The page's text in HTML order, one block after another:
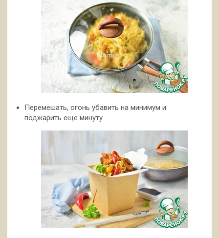
Перемешать, огонь убавить на минимум и
поджарить еще минуту.